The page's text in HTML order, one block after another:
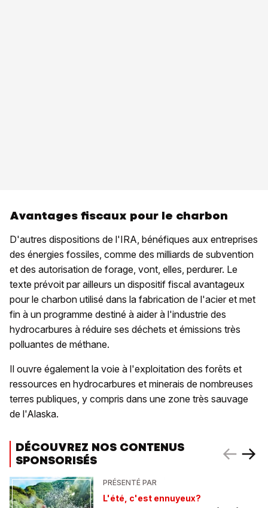
Avantages fiscaux pour le charbon
D'autres dispositions de l'IRA, bénéfiques aux entreprises
des énergies fossiles, comme des milliards de subvention
et des autorisation de forage, vont, elles, perdurer. Le
texte prévoit par ailleurs un dispositif fiscal avantageux
pour le charbon utilisé dans la fabrication de l'acier et met
fin à un programme destiné à aider à l'industrie des
hydrocarbures à réduire ses déchets et émissions très
polluantes de méthane.
Il ouvre également la voie à l'exploitation des forêts et
ressources en hydrocarbures et minerais de nombreuses
terres publiques, y compris dans une zone très sauvage
de l'Alaska.
DÉCOUVREZ NOS CONTENUS
SPONSORISÉS
PRÉSENTÉ PAR
L'été, c'est ennuyeux?